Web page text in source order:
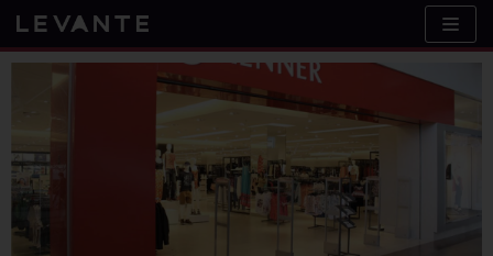
Skip
to